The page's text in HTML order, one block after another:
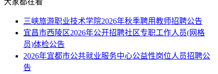
三峡旅游职业技术学院2026年秋季聘用教师招聘公告
宜昌市西陵区2026年公开招聘社区专职工作人员(网格
员)体检公告
2026年宜都市公共就业服务中心公益性岗位人员招聘公
告